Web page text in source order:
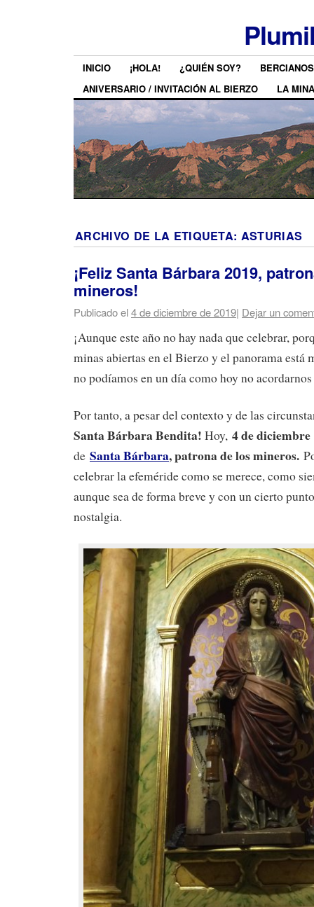
INICIO ¡HOLA! ¿QUIÉN SOY?
ANIVERSARIO / INVITACIÓN AL BIERZO
LA MINA
ARCHIVO DE LA ETIQUETA: ASTURIAS
¡Feliz Santa Bárbara 2019,
mineros!
Publicado el4 de diciembre de 2019| Dejar un
¡Aunque este año no hay nada que celebrar,
minas abiertas en el Bierzo y el panorama está
no podíamos en un día como hoy no
Por tanto, a pesar del contexto y de las
Santa Bárbara Bendita! Hoy, 4 de diciembre
de Santa Bárbara, patrona de los mineros.
celebrar la efeméride como se merece, como
aunque sea de forma breve y con un cierto
nostalgia.